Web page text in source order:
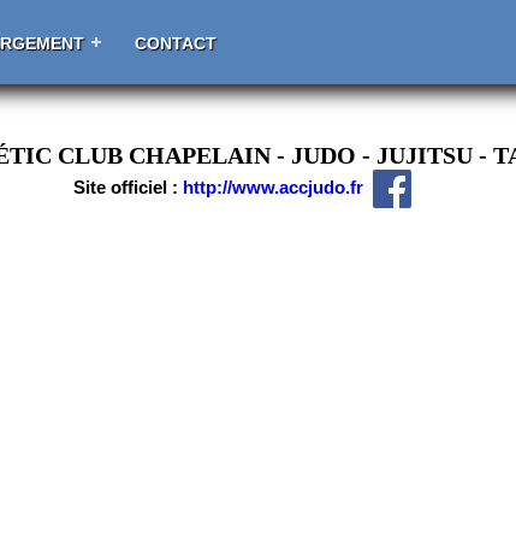
CONTACT
CLUB CHAPELAIN - JUDO - JUJITSU -
Site officiel : http://www.accjudo.fr